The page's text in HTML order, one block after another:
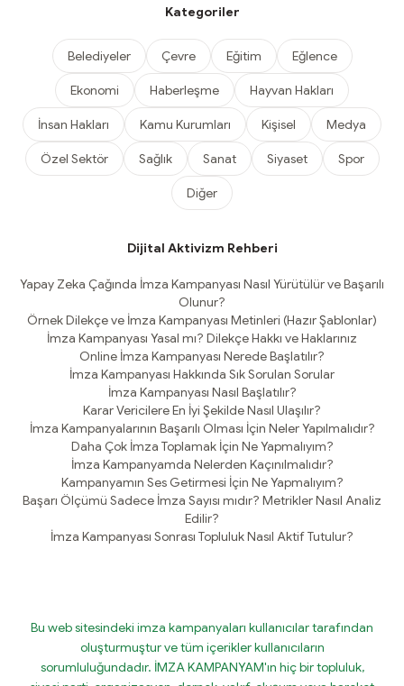
Kategoriler
Belediyeler Çevre Eğitim Eğlence
Ekonomi Haberleşme Hayvan Hakları
İnsan Hakları Kamu Kurumları Kişisel Medya
Özel Sektör Sağlık Sanat Siyaset Spor
Diğer
Dijital Aktivizm Rehberi
Yapay Zeka Çağında İmza Kampanyası Nasıl Yürütülür ve Başarılı
Olunur?
Örnek Dilekçe ve İmza Kampanyası Metinleri (Hazır Şablonlar)
İmza Kampanyası Yasal mı? Dilekçe Hakkı ve Haklarınız
Online İmza Kampanyası Nerede Başlatılır?
İmza Kampanyası Hakkında Sık Sorulan Sorular
İmza Kampanyası Nasıl Başlatılır?
Karar Vericilere En İyi Şekilde Nasıl Ulaşılır?
İmza Kampanyalarının Başarılı Olması İçin Neler Yapılmalıdır?
Daha Çok İmza Toplamak İçin Ne Yapmalıyım?
İmza Kampanyamda Nelerden Kaçınılmalıdır?
Kampanyamın Ses Getirmesi İçin Ne Yapmalıyım?
Başarı Ölçümü Sadece İmza Sayısı mıdır? Metrikler Nasıl Analiz
Edilir?
İmza Kampanyası Sonrası Topluluk Nasıl Aktif Tutulur?
Bu web sitesindeki imza kampanyaları kullanıcılar tarafından
oluşturmuştur ve tüm içerikler kullanıcıların
sorumluluğundadır. İMZA KAMPANYAM'ın hiç bir topluluk,